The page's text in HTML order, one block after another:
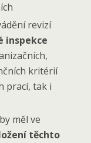
revizí
inspekce
kritérií
prací, tak i
měl ve
těchto